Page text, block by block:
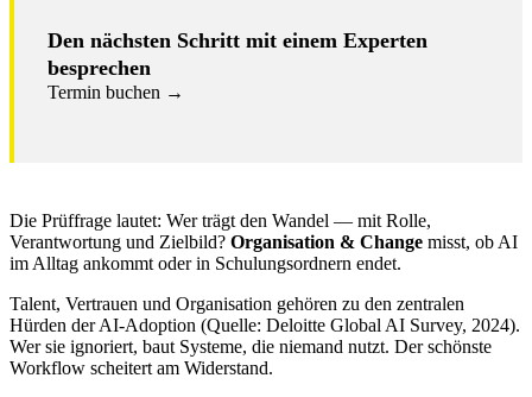
Den nächsten Schritt mit einem Experten
besprechen
Termin buchen →
Die Prüffrage lautet: Wer trägt den Wandel — mit Rolle,
Verantwortung und Zielbild? Organisation & Change misst, ob AI
im Alltag ankommt oder in Schulungsordnern endet.
Talent, Vertrauen und Organisation gehören zu den zentralen
Hürden der AI-Adoption (Quelle: Deloitte Global AI Survey, 2024).
Wer sie ignoriert, baut Systeme, die niemand nutzt. Der schönste
Workflow scheitert am Widerstand.